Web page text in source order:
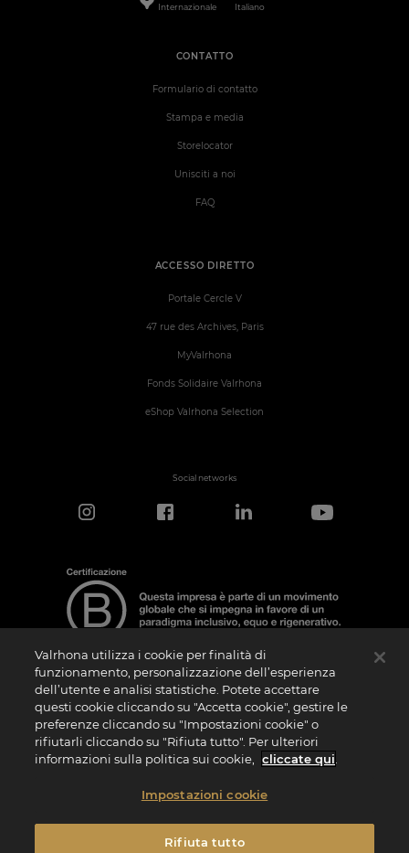
Internazionale Italiano
ACCESSO DIRETTO
Portale Cercle V
47 rue des Archives, Paris
MyValrhona
Fonds Solidaire Valrhona
eShop Valrhona Selection
CONTATTO
Formulario di contatto
Stampa e media
Storelocator
Unisciti a noi
FAQ
Social networks
Nota sulla Certificazione
La “Certificazione B Corporation” è un logo che viene concesso in licenza da B Lab,
ente privato no profit, alle aziende che, come la nostra, hanno superato con
successo il B Impact Assessment (“BIA”) e soddisfano quindi i requisiti richiesti da B
Lab in termini di performance sociale e ambientale, responsabilità e trasparenza. Si
specifica che B Lab non è un organismo di valutazione della conformità ai sensi del
internazionale ai sensi del Regolamento (UE) n. 1025/2012. I criteri del BIA sono
distinti e autonomi rispetto agli standard armonizzati risultanti dalle norme ISO o di
nazionali o europee.
Valrhona utilizza i cookie per finalità di
funzionamento, personalizzazione dell’esperienza
dell’utente e analisi statistiche. Potete accettare
questi cookie cliccando su "Accetta cookie", gestire le
preferenze cliccando su "Impostazioni cookie" o
rifiutarli cliccando su "Rifiuta tutto". Per ulteriori
informazioni sulla politica sui cookie,
cliccate qui
Impostazioni cookie
Rifiuta tutto